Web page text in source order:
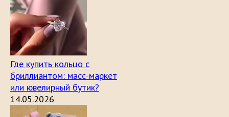
Где купить кольцо с
бриллиантом: масс-маркет
или ювелирный бутик?
14.05.2026